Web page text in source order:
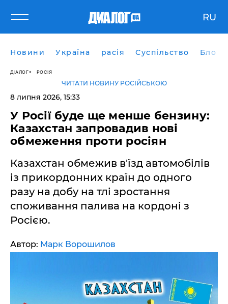
RU
Новини Україна расія Суспільство Блоги
ДІАЛОГ РОСІЯ
ЧИТАТИ НОВИНУ РОСІЙСЬКОЮ
8 липня 2026, 15:33
У Росії буде ще менше бензину:
Казахстан запровадив нові
обмеження проти росіян
Казахстан обмежив в'їзд автомобілів
із прикордонних країн до одного
разу на добу на тлі зростання
споживання палива на кордоні з
Росією.
Автор: Марк Ворошилов